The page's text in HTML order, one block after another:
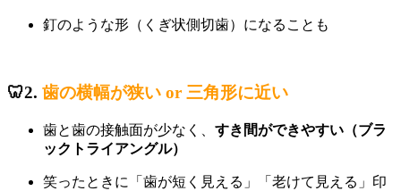
釘のような形（くぎ状側切歯）になることも
🦷2. 歯の横幅が狭い or 三角形に近い
歯と歯の接触面が少なく、 すき間ができやすい（ブラ
ックトライアングル）
笑ったときに「歯が短く見える」「老けて見える」印